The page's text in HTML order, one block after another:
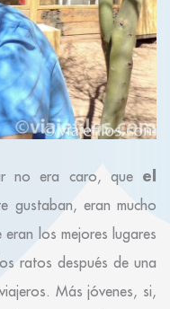
no era caro, que el
gustaban, eran mucho
los mejores lugares
ratos después de una
Más jóvenes, si,